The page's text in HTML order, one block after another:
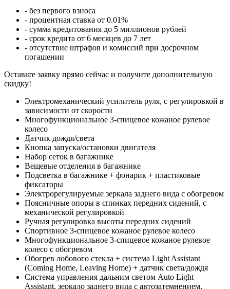
- без первого взноса
- процентная ставка от 0.01%
- сумма кредитования до 5 миллионов рублей
- срок кредита от 6 месяцев до 7 лет
- отсутствие штрафов и комиссий при досрочном
погашении
Оставьте заявку прямо сейчас и получите дополнительную
скидку!
Электромеханический усилитель руля, с регулировкой в
зависимости от скорости
Многофункциональное 3-спицевое кожаное рулевое
колесо
Датчик дождя/света
Кнопка запуска/остановки двигателя
Набор сеток в багажнике
Вещевые отделения в багажнике
Подсветка в багажнике + фонарик + пластиковые
фиксаторы
Электрорегулируемые зеркала заднего вида с обогревом
Поясничные опоры в спинках передних сидений, с
механической регулировкой
Ручная регулировка высоты передних сидений
Спортивное 3-спицевое кожаное рулевое колесо
Многофункциональное 3-спицевое кожаное рулевое
колесо c обогревом
Обогрев лобового стекла + cистема Light Assistant
(Coming Home, Leaving Home) + датчик света/дождя
Система управления дальним светом Auto Light
Assistant, зеркало заднего вида с автозатемнением,